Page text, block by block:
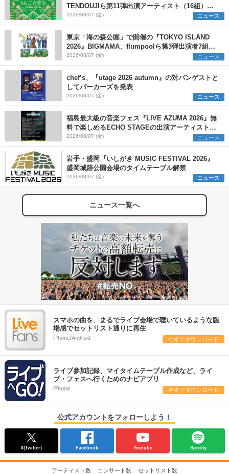
TENDOUJIら第11弾出演アーティスト（16組）を
発表
2026/08/07 (金) ニュース
東京「海の森公園」で開催の『TOKYO ISLAND
2026』BIGMAMA、flumpoolら第3弾出演者7組を
発表 ワークショップ・アート出展者を募集
2026/08/07 (金) ニュース
chef’s、『utage 2026 autumn』の対バンゲストと
してパーカーズを発表
2026/08/07 (金) ニュース
福島最大級の音楽フェス『LIVE AZUMA 2026』無
料で楽しめるECHO STAGEの出演アーティストを
発表
2026/08/07 (金) ニュース
岩手・盛岡『いしがき MUSIC FESTIVAL 2026』
盛岡城跡公園会場のタイムテーブル解禁
2026/08/07 (金) ニュース
ニュース一覧へ
スマホの曲を、まるでライブ会場で聴いているような臨
場感でセットリスト通りに再生
iPhone/Android 今すぐダウンロード
ライブ参加記録、マイタイムテーブル作成など、ライ
ブ・フェスへ行くためのナビアプリ
iPhone 今すぐダウンロード
公式アカウントをフォローしよう！
X(Twitter) Facebook Youtube Spotify
アーティスト数
コンサート数
セットリスト数